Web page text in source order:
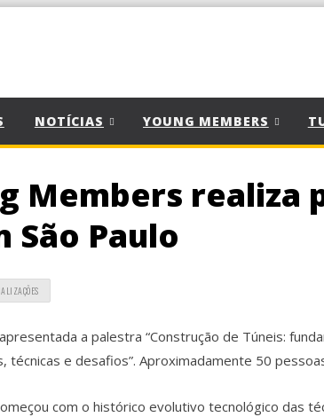
NOTÍCIAS YOUNG MEMBERS
Members
São Paulo
a palestra “Construção de Túneis:
técnicas e desafios”. Aproximadamente 50
com o histórico evolutivo tecnológico das